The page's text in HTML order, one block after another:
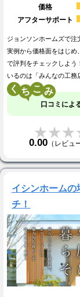
価格
アフターサポート
ジョンソンホームズで
実例から価格面をはじめ
で評判をチェックしよう
いるのは「みんなの工務
く こ
口コミによ
0.00 （レビュ
イシンホームの
チ！